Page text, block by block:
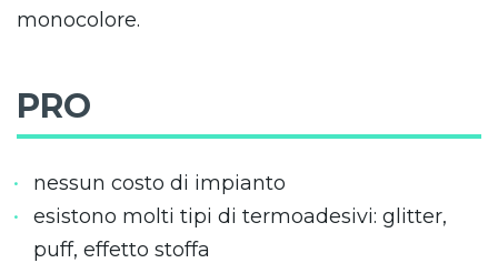
monocolore.
PRO
nessun costo di impianto
esistono molti tipi di termoadesivi: glitter,
puff, effetto stoffa